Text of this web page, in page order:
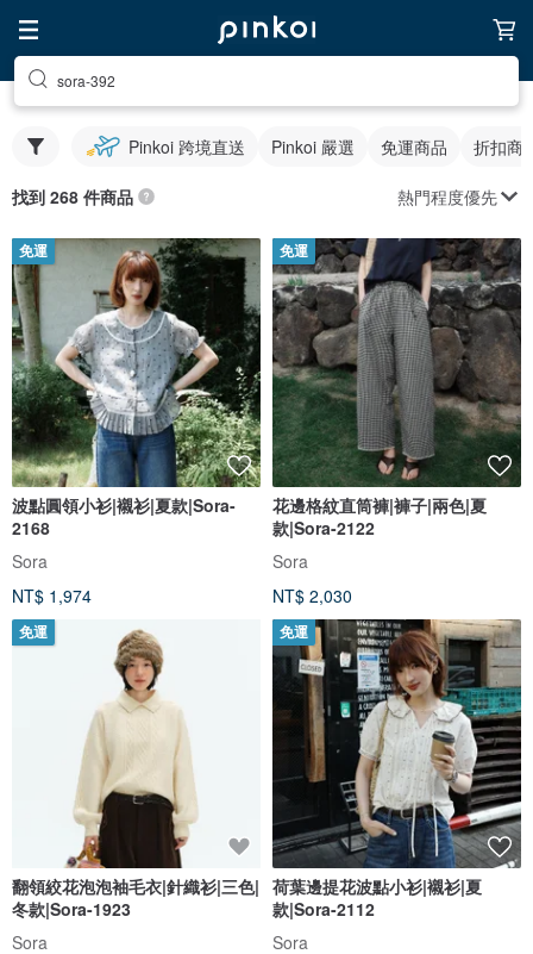
sora-392
Pinkoi 跨境直送 Pinkoi 嚴選 免運商品 折扣商
找到 268 件商品 熱門程度優先
免運
波點圓領小衫|襯衫|夏款|Sora-
2168
Sora
NT$ 1,974
免運
花邊格紋直筒褲|褲子|兩色|夏
款|Sora-2122
Sora
NT$ 2,030
免運
翻領絞花泡泡袖毛衣|針織衫|三色|
冬款|Sora-1923
Sora
免運
荷葉邊提花波點小衫|襯衫|夏
款|Sora-2112
Sora